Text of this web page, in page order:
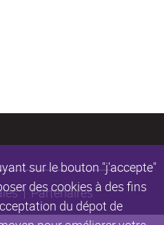
sur le bouton "j'accepte"
des cookies à des fins
du dépot de
Partenaires